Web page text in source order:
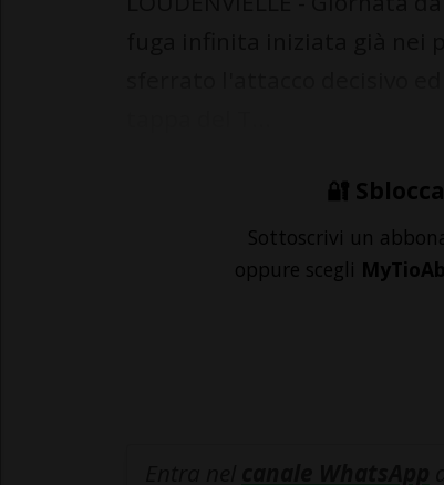
🔐
Sottoscrivi un
oppure scegli